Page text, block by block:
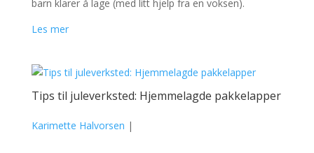
barn klarer å lage (med litt hjelp fra en voksen).
Les mer
Tips til juleverksted: Hjemmelagde pakkelapper
Karimette Halvorsen |